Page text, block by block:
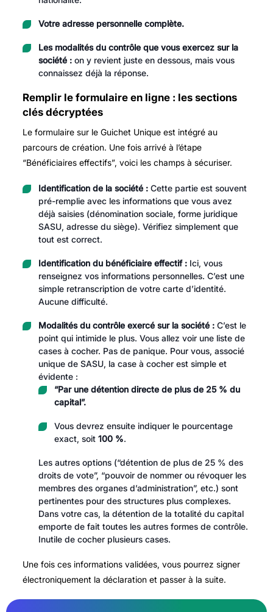
Votre adresse personnelle complète.
Les modalités du contrôle que vous exercez sur la
société :on y revient juste en dessous, mais vous
connaissez déjà la réponse.
Remplir le formulaire en ligne : les sections
clés décryptées
Le formulaire sur le Guichet Unique est intégré au
parcours de création. Une fois arrivé à l’étape
“Bénéficiaires effectifs”, voici les champs à sécuriser.
Identification de la société :Cette partie est souvent
pré-remplie avec les informations que vous avez
déjà saisies (dénomination sociale, forme juridique
SASU, adresse du siège). Vérifiez simplement que
tout est correct.
Identification du bénéficiaire effectif :Ici, vous
renseignez vos informations personnelles. C’est une
simple retranscription de votre carte d’identité.
Aucune difficulté.
Modalités du contrôle exercé sur la société :C’est le
point qui intimide le plus. Vous allez voir une liste de
cases à cocher. Pas de panique. Pour vous, associé
unique de SASU, la case à cocher est simple et
évidente :
“Par une détention directe de plus de 25 % du
capital”.
Vous devrez ensuite indiquer le pourcentage
exact, soit 100 %.
Les autres options (“détention de plus de 25 % des
droits de vote”, “pouvoir de nommer ou révoquer les
membres des organes d’administration”, etc.) sont
pertinentes pour des structures plus complexes.
Dans votre cas, la détention de la totalité du capital
emporte de fait toutes les autres formes de contrôle.
Inutile de cocher plusieurs cases.
Une fois ces informations validées, vous pourrez signer
électroniquement la déclaration et passer à la suite.